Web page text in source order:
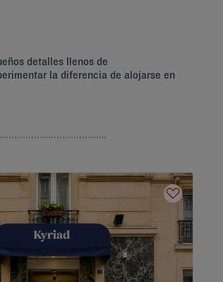
detalles llenos de
la diferencia de alojarse en